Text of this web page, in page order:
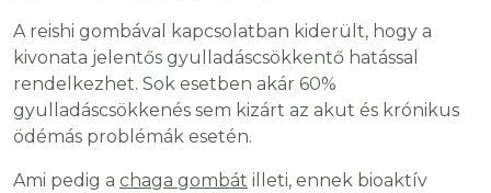
A reishi gombával kapcsolatban kiderült, hogy a
kivonata jelentős gyulladáscsökkentő hatással
rendelkezhet. Sok esetben akár 60%
gyulladáscsökkenés sem kizárt az akut és krónikus
ödémás problémák esetén.
Ami pedig a chaga gombát illeti, ennek bioaktív